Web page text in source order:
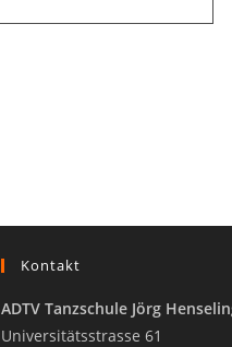
Kontakt
ADTV Tanzschule Jörg
Universitätsstrasse 61